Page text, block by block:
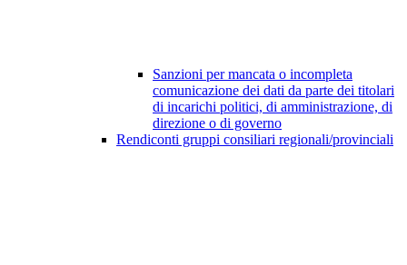
Sanzioni per mancata o incompleta
comunicazione dei dati da parte dei titolari
di incarichi politici, di amministrazione, di
direzione o di governo
Rendiconti gruppi consiliari regionali/provinciali